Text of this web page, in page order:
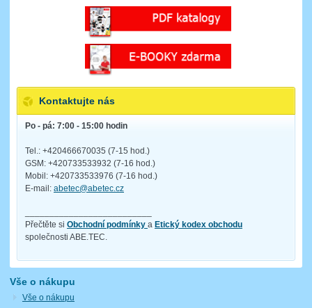
Kontaktujte nás
Po - pá: 7:00 - 15:00 hodin
Tel.: +420466670035 (7-15 hod.)
GSM: +420733533932 (7-16 hod.)
Mobil: +420733533976 (7-16 hod.)
E-mail: abetec@abetec.cz
Přečtěte si Obchodní podmínky a Etický kodex obchodu
společnosti ABE.TEC.
Vše o nákupu
Vše o nákupu